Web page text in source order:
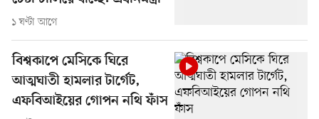
১ ঘণ্টা আগে
বিশ্বকাপে মেসিকে ঘিরে
আত্মঘাতী হামলার টার্গেট,
এফবিআইয়ের গোপন নথি ফাঁস